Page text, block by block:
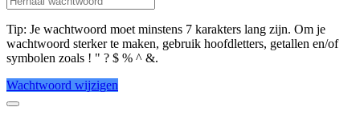
Tip: Je wachtwoord moet minstens 7 karakters lang zijn. Om je
wachtwoord sterker te maken, gebruik hoofdletters, getallen en/of
symbolen zoals ! " ? $ % ^ &.
Wachtwoord wijzigen